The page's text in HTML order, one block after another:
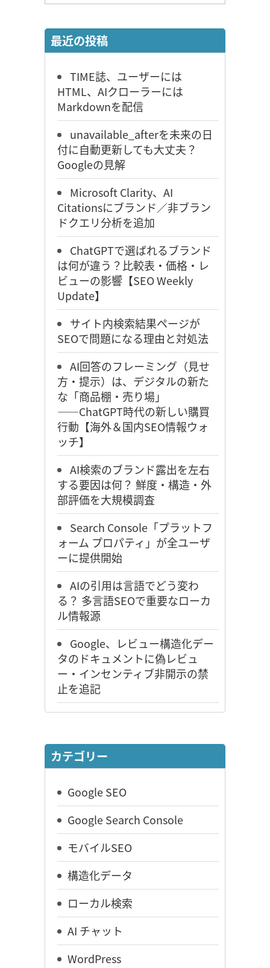
最近の投稿
TIME誌、ユーザーには
HTML、AIクローラーには
Markdownを配信
unavailable_afterを未来の日
付に自動更新しても大丈夫？
Googleの見解
Microsoft Clarity、AI
Citationsにブランド／非ブラン
ドクエリ分析を追加
ChatGPTで選ばれるブランド
は何が違う？比較表・価格・レ
ビューの影響【SEO Weekly
Update】
サイト内検索結果ページが
SEOで問題になる理由と対処法
AI回答のフレーミング（見せ
方・提示）は、デジタルの新た
な「商品棚・売り場」
――ChatGPT時代の新しい購買
行動【海外＆国内SEO情報ウォ
ッチ】
AI検索のブランド露出を左右
する要因は何？ 鮮度・構造・外
部評価を大規模調査
Search Console「プラットフ
ォーム プロパティ」が全ユーザ
ーに提供開始
AIの引用は言語でどう変わ
る？ 多言語SEOで重要なローカ
ル情報源
Google、レビュー構造化デー
タのドキュメントに偽レビュ
ー・インセンティブ非開示の禁
止を追記
カテゴリー
Google SEO
Google Search Console
モバイルSEO
構造化データ
ローカル検索
AI チャット
WordPress